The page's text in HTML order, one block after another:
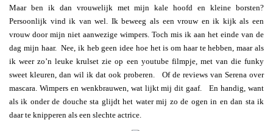
Maar ben ik dan vrouwelijk met mijn kale hoofd en kleine borsten?
Persoonlijk vind ik van wel. Ik beweeg als een vrouw en ik kijk als een
vrouw door mijn niet aanwezige wimpers. Toch mis ik aan het einde van de
dag mijn haar. Nee, ik heb geen idee hoe het is om haar te hebben, maar als
ik weer zo’n leuke krulset zie op een youtube filmpje, met van die funky
sweet kleuren, dan wil ik dat ook proberen. Of de reviews van Serena over
mascara. Wimpers en wenkbrauwen, wat lijkt mij dit gaaf. En handig, want
als ik onder de douche sta glijdt het water mij zo de ogen in en dan sta ik
daar te knipperen als een slechte actrice.